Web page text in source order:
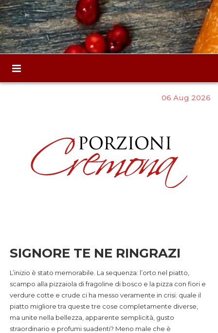
06 Aug 2026
SIGNORE TE NE RINGRAZI
L’inizio è stato memorabile. La sequenza: l’orto nel piatto,
scampo alla pizzaiola di fragoline di bosco e la pizza con fiori e
verdure cotte e crude ci ha messo veramente in crisi: quale il
piatto migliore tra queste tre cose completamente diverse,
ma unite nella bellezza, apparente semplicità, gusto
straordinario e profumi suadenti? Meno male che è